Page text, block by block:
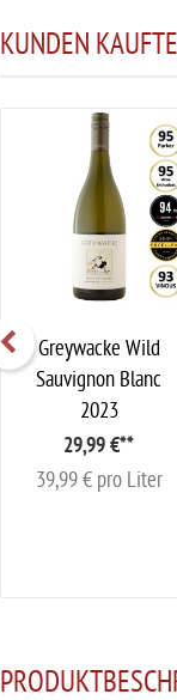
KUNDEN
Greywacke Wild
Sauvignon Blanc
2023
29,99 €**
39,99 € pro Liter